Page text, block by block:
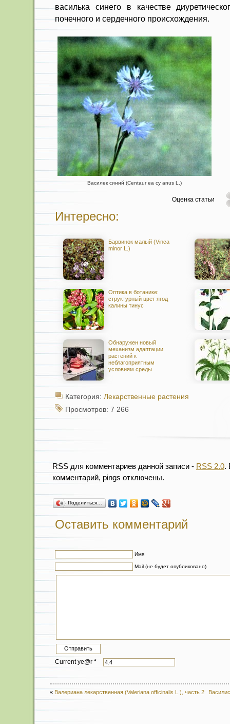
ва­силька синего в качестве
почечного и сердечного происхождения.
Василек синий (Centaur ea су anus L.)
Оценка статьи
Интересно:
Барвинок малый (Vinca
minor L.)
Оптика в ботанике:
структурный цвет ягод
калины тинус
Обнаружен новый
механизм адаптации
растений к
неблагоприятным
условиям среды
Категория: Лекарственные растения
Просмотров: 7 266
RSS для комментариев данной записи - RSS 2.0.
комментарий, pings отключены.
Поделиться…
Оставить комментарий
Имя
Mail (не будет опубликовано)
Current ye@r *
« Валериана лекарственная (Valeriana officinalis L.), часть 2